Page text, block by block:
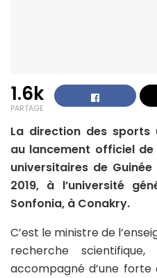
1.6k
PARTAGE
La direction des sports
au lancement officiel
universitaires de
2019, à l’université
Sonfonia, à Conakry.
C’est le ministre de
recherche scientifique,
accompagné d’une